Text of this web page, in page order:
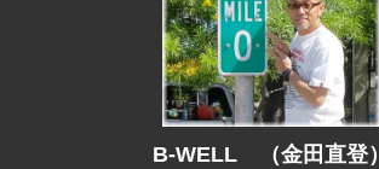
B-WELL （金田直登）